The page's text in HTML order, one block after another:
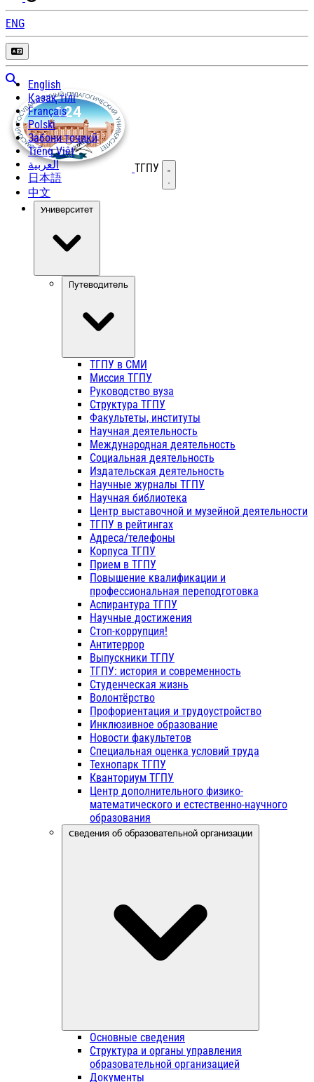
ENG
English
Қазақ тілі
Français
Polski
Забони тоҷикӣ
Tiếng Việt
العربية
日本語
中文
ТГПУ Открыть меню
Университет
Путеводитель
ТГПУ в СМИ
Миссия ТГПУ
Руководство вуза
Структура ТГПУ
Факультеты, институты
Научная деятельность
Международная деятельность
Социальная деятельность
Издательская деятельность
Научные журналы ТГПУ
Научная библиотека
Центр выставочной и музейной деятельности
ТГПУ в рейтингах
Адреса/телефоны
Корпуса ТГПУ
Прием в ТГПУ
Повышение квалификации и
профессиональная переподготовка
Аспирантура ТГПУ
Научные достижения
Стоп-коррупция!
Антитеррор
Выпускники ТГПУ
ТГПУ: история и современность
Студенческая жизнь
Волонтёрство
Профориентация и трудоустройство
Инклюзивное образование
Новости факультетов
Специальная оценка условий труда
Технопарк ТГПУ
Кванториум ТГПУ
Центр дополнительного физико-
математического и естественно-научного
образования
Сведения об образовательной организации
Основные сведения
Структура и органы управления
образовательной организацией
Документы